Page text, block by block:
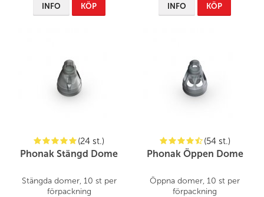
INFO KÖP INFO KÖP
(24 st.)
Phonak Stängd Dome
Stängda domer, 10 st per
förpackning
(54 st.)
Phonak Öppen Dome
Öppna domer, 10 st per
förpackning